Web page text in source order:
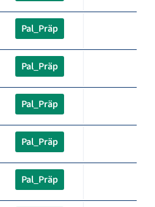
Pal_Präp
Pal_Präp
Pal_Präp
Pal_Präp
Pal_Präp